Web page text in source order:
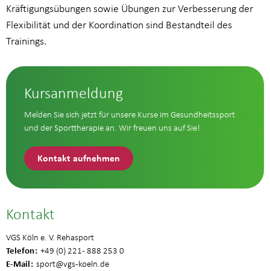
Kräftigungsübungen sowie Übungen zur Verbesserung der
Flexibilität und der Koordination sind Bestandteil des
Trainings.
Kursanmeldung
Melden Sie sich jetzt für unsere Kurse im Gesundheitssport
und der Sporttherapie an. Wir freuen uns auf Sie!
Kontakt aufnehmen
Kontakt
VGS Köln e. V. Rehasport
Telefon +49 (0) 221 - 888 253 0
E-Mail sport@vgs-koeln.de